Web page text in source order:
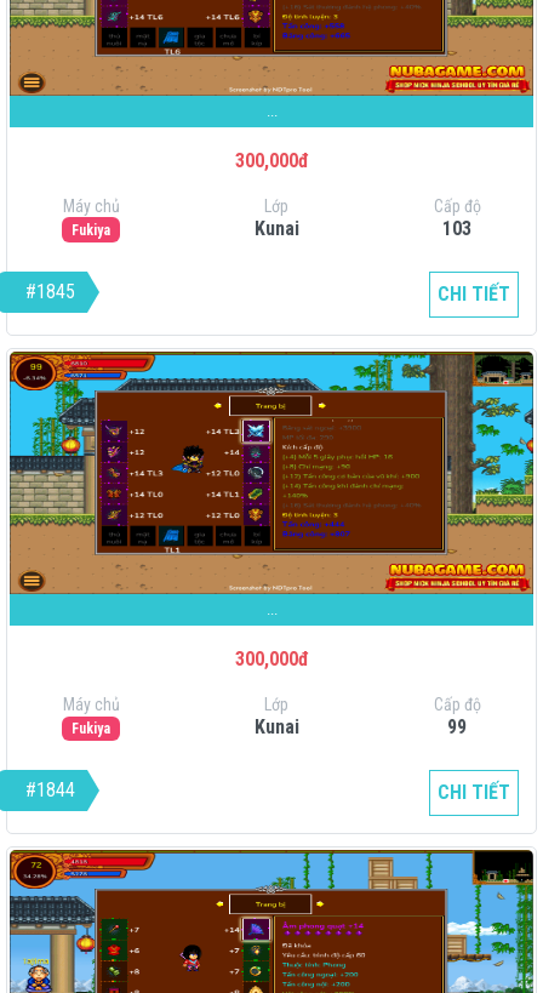
300,000đ
Máy chủ
Fukiya
Lớp
Kunai
Cấp độ
103
#1845 CHI TIẾT
300,000đ
Máy chủ
Fukiya
Lớp
Kunai
Cấp độ
99
#1844 CHI TIẾT